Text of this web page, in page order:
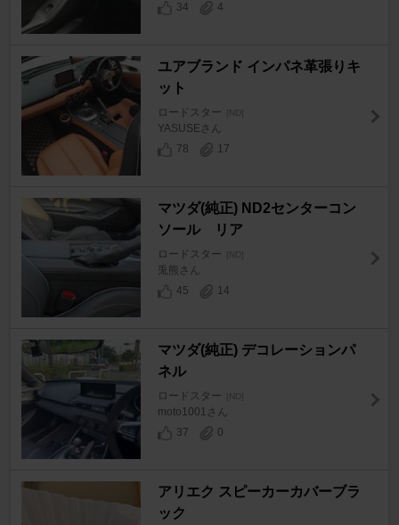
34
4
ユアブランド インパネ革張りキ
ット
ロードスター [ND]
YASUSEさん
78
17
マツダ(純正) ND2センターコン
ソール リア
ロードスター [ND]
兎熊さん
45
14
マツダ(純正) デコレーションパ
ネル
ロードスター [ND]
moto1001さん
37
0
アリエク スピーカーカバーブラ
ック